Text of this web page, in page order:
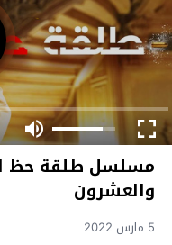
والعشرون
5 مارس 2022